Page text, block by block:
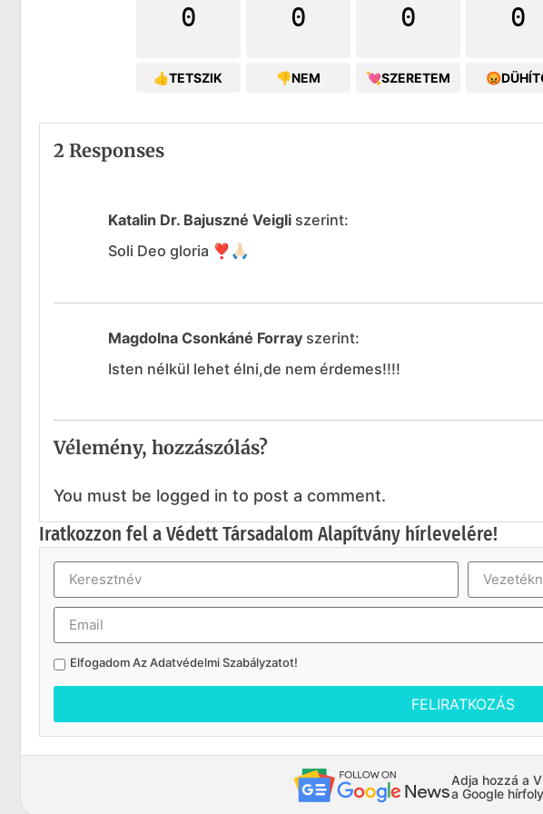
0
👍TETSZIK
0
👎NEM
0
💘SZERETEM
0
2 Responses
Katalin Dr. Bajuszné Veigli szerint:
Soli Deo gloria ❣️🙏🏻
Magdolna Csonkáné Forray szerint:
Isten nélkül lehet élni,de nem érdemes!!!!
Vélemény, hozzászólás?
You must be logged in to post a comment.
Iratkozzon fel a Védett Társadalom Alapítvány hírlevelére!
Elfogadom AzAdatvédelmi Szabályzatot!
FELIRATKOZÁS
Adja hozzá a
a Google